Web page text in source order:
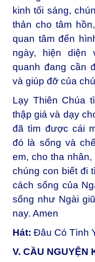
kinh tối sáng,
thản cho tâm
quan tâm đến
ngày, hiện diện
quanh đang cần
và giúp đỡ của
Lạy Thiên Chúa
thập giá và dạy
đã tìm được cái
đó là sống và
em, cho tha
chúng con biết đi
cách sống của
sống như Ngài
nay. Amen
Hát: Đâu Có Tình
V. CẦU NGUYỆN